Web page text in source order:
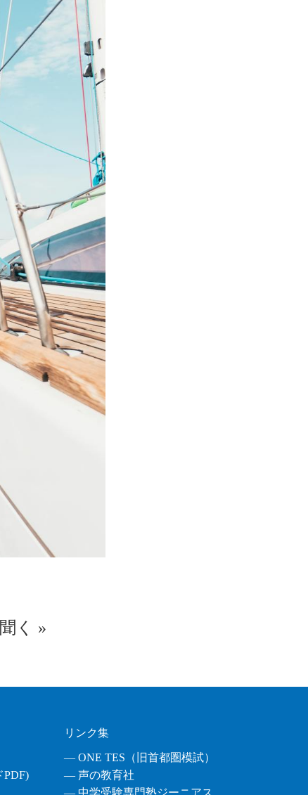
く »
リンク集
― ONE TES（旧首都圏模試）
― 声の教育社
― 中学受験専門塾ジーニアス